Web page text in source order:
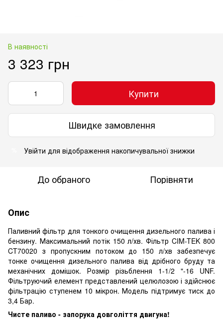
В наявності
3 323 грн
Купити
Швидке замовлення
Увійти для відображення накопичувальної знижки
До обраного Порівняти
Опис
Паливний фільтр для тонкого очищення дизельного палива і
бензину. Максимальний потік 150 л/хв. Фільтр CIM-TEK 800
CT70020 з пропускним потоком до 150 л/хв забезпечує
тонке очищення дизельного палива від дрібного бруду та
механічних домішок. Розмір різьблення 1-1/2 "-16 UNF.
Фільтруючий елемент представлений целюлозою і здійснює
фільтрацію ступенем 10 мікрон. Модель підтримує тиск до
3,4 Бар.
Чисте паливо - запорука довголіття двигуна!